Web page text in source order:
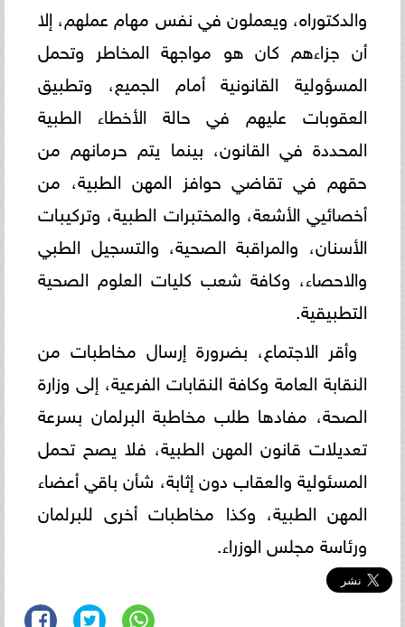
والدكتوراه، ويعملون في نفس مهام عملهم، إلا
أن جزاءهم كان هو مواجهة المخاطر وتحمل
المسؤولية القانونية أمام الجميع، وتطبيق
العقوبات عليهم في حالة الأخطاء الطبية
المحددة في القانون، بينما يتم حرمانهم من
حقهم في تقاضي حوافز المهن الطبية، من
أخصائيي الأشعة، والمختبرات الطبية، وتركيبات
الأسنان، والمراقبة الصحية، والتسجيل الطبي
والاحصاء، وكافة شعب كليات العلوم الصحية
التطبيقية.
وأقر الاجتماع، بضرورة إرسال مخاطبات من
النقابة العامة وكافة النقابات الفرعية، إلى وزارة
الصحة، مفادها طلب مخاطبة البرلمان بسرعة
تعديلات قانون المهن الطبية، فلا يصح تحمل
المسئولية والعقاب دون إثابة، شأن باقي أعضاء
المهن الطبية، وكذا مخاطبات أخرى للبرلمان
ورئاسة مجلس الوزراء.